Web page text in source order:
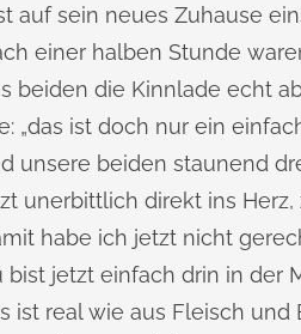
auf sein neues Zuhause
einer halben Stunde
beiden die Kinnlade echt
„das ist doch nur ein
unsere beiden staunend
unerbittlich direkt ins
habe ich jetzt nicht
bist jetzt einfach drin in der
ist real wie aus Fleisch und